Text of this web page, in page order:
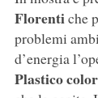
Florentiche
problemi
d’energia
Plastico